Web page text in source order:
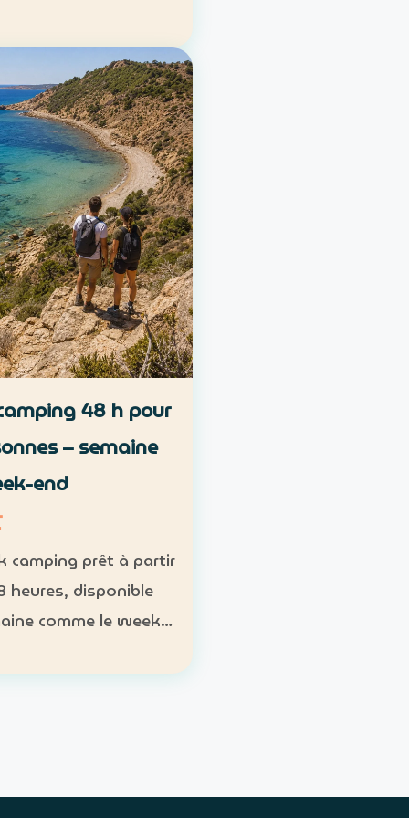
48 h pour
– semaine
end
camping prêt à partir
heures, disponible
comme le week-